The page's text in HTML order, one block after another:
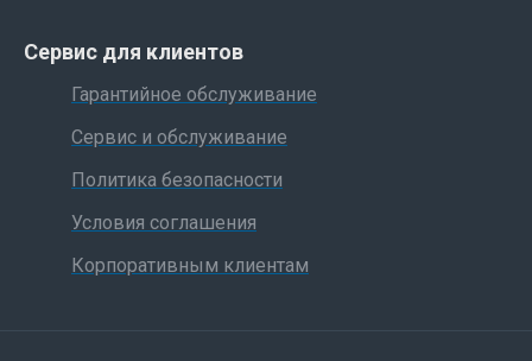
Сервис для клиентов
Гарантийное обслуживание
Сервис и обслуживание
Политика безопасности
Условия соглашения
Корпоративным клиентам